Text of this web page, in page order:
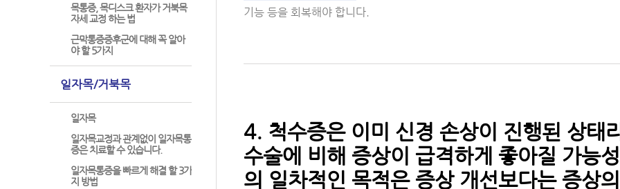
목통증, 목디스크 환자가 거북목
자세 교정 하는 법
근막통증증후군에 대해 꼭 알아
야 할 5가지
일자목/거북목
일자목
일자목교정과 관계없이 일자목통
증은 치료할 수 있습니다.
일자목통증을 빠르게 해결 할 3가
지 방법
기능 등을 회복해야 합니다.
4. 척수증은 이미 신경 손상이 진행된 상태
수술에 비해 증상이 급격하게 좋아질 가능
의 일차적인 목적은 증상 개선보다는 증상